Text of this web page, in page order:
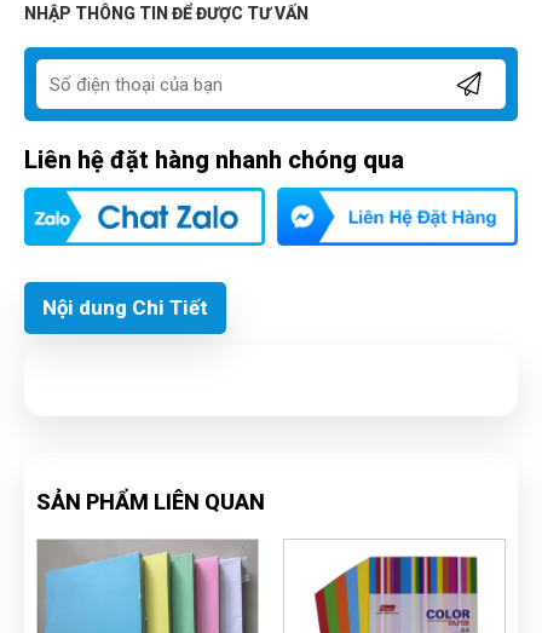
NHẬP THÔNG TIN ĐỂ ĐƯỢC TƯ VẤN
Liên hệ đặt hàng nhanh chóng qua
Nội dung Chi Tiết
SẢN PHẨM LIÊN QUAN